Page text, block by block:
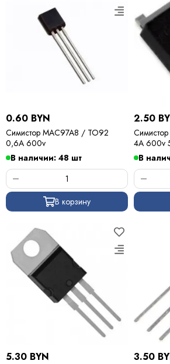
0.60 BYN
Симистор MAC97A8 / TO92
0,6A 600v
В наличии: 48 шт
В корзину
2.50
4A 600v
В
5.30 BYN 3.50